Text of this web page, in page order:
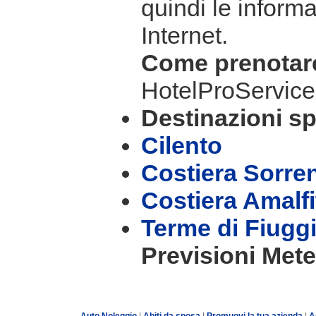
quindi le
Internet.
Come
Destinazioni
Cilento
Costiera
Costiera
Terme di Fiuggi
Previsioni